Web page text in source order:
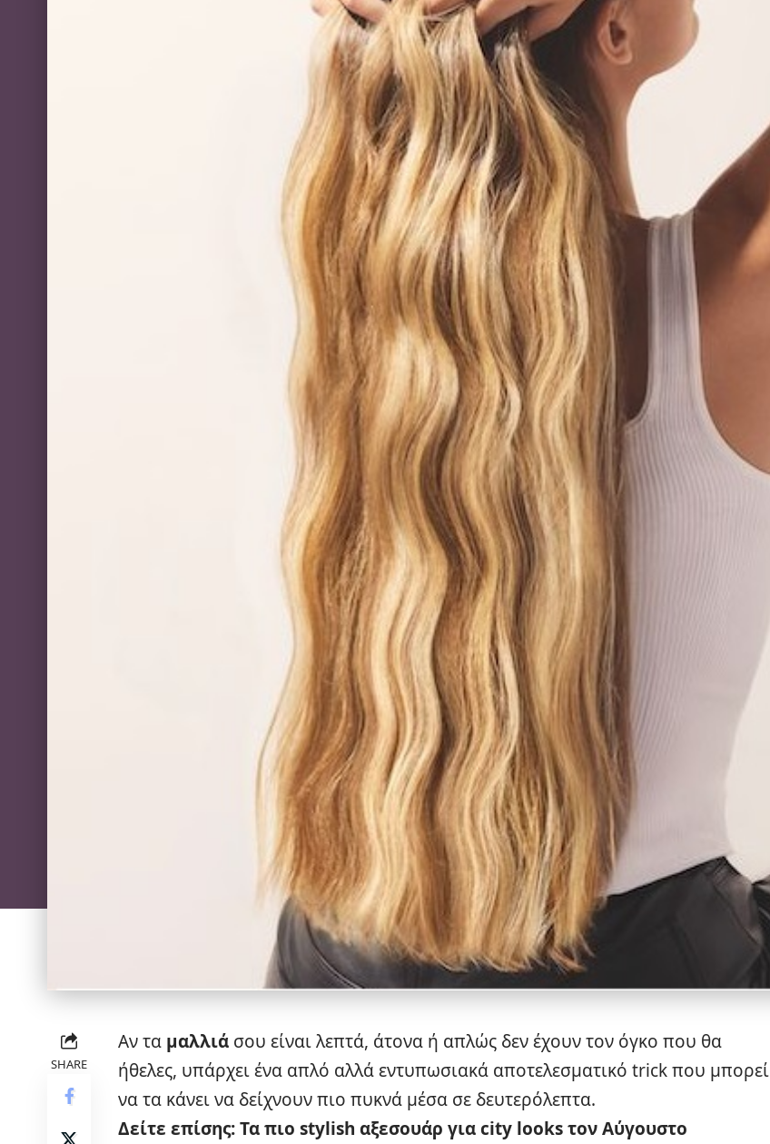
SHARE
Αν τα μαλλιά σου είναι λεπτά, άτονα ή απλώς δεν έχουν τον όγκο που θα
ήθελες, υπάρχει ένα απλό αλλά εντυπωσιακά αποτελεσματικό trick που μπορεί
να τα κάνει να δείχνουν πιο πυκνά μέσα σε δευτερόλεπτα.
Δείτε επίσης:Τα πιο stylish αξεσουάρ για city looks τον Αύγουστο